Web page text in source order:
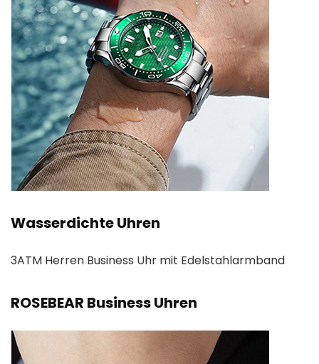
Wasserdichte Uhren
3ATM Herren Business Uhr mit Edelstahlarmband
ROSEBEAR Business Uhren